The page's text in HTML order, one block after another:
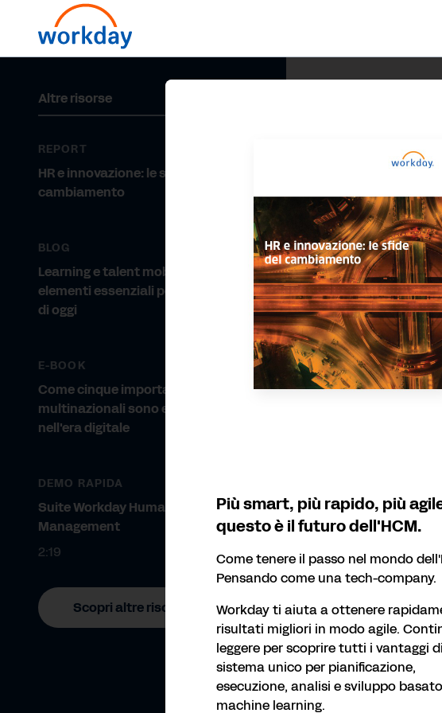
REPORT
Altre risorse
REPORT
HR e innovazione: le sfide del
cambiamento
BLOG
Learning e talent mobility:
elementi essenziali per le aziende
di oggi
E-BOOK
Come cinque importanti
multinazionali sono entrate
nell'era digitale
DEMO RAPIDA
Suite Workday Human Capital
Management
2:19
Scopri altre risorse
Più smart, più rapido, più
questo è il futuro dell'HCM.
Come tenere il passo nel mondo
Pensando come una tech-company.
Workday ti aiuta a ottenere
risultati migliori in modo agile.
leggere per scoprire tutti i vantaggi
sistema unico per pianificazione,
esecuzione, analisi e sviluppo
machine learning.